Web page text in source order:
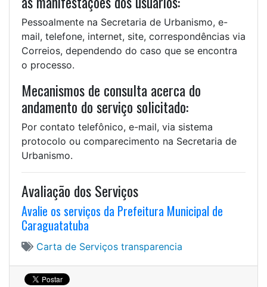
Pessoalmente na Secretaria de Urbanismo, e-
mail, telefone, internet, site, correspondências via
Correios, dependendo do caso que se encontra
o processo.
Mecanismos de consulta acerca do
andamento do serviço solicitado:
Por contato telefônico, e-mail, via sistema
protocolo ou comparecimento na Secretaria de
Urbanismo.
Avaliação dos Serviços
Avalie os serviços da Prefeitura Municipal de
Caraguatatuba
Carta de Serviços transparencia